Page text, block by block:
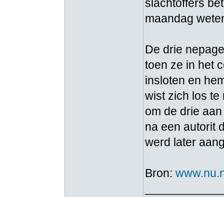
slachtoffers
maandag
De drie
toen ze in het
insloten en
wist zich los te
om de drie
na een autorit
werd later
Bron: